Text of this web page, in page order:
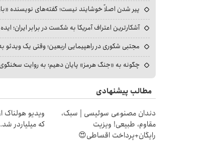
پیر شدن اصلاً خوشایند نیست؛ گفته‌های نویسنده
آشکارترین اعتراف آمریکا به شکست در برابر ایران؛
مجتبی شکوری در راهپیمایی اربعین؛ وقتی یک ویدئو
چگونه به «جنگ هرمز» پایان دهیم؛ به روایت سخنگوی
مطالب پیشنهادی
دندان مصنوعی سوئیسی | سبک،
مقاوم، طبیعی! ویزیت
رایگان+پرداخت اقساطی😍
ویدیو هولناک
که میلیاردر